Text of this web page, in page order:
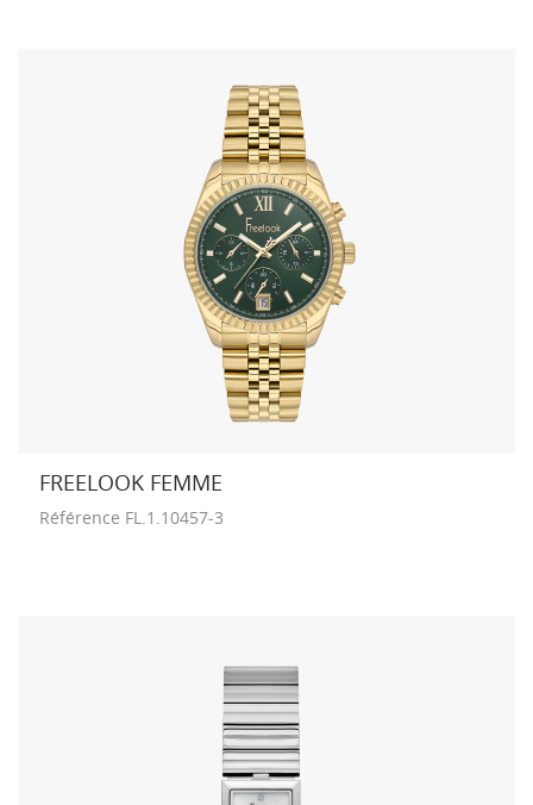
FREELOOK FEMME
Référence FL.1.10457-3